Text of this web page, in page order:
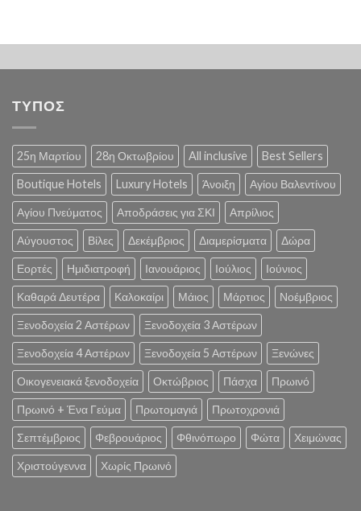
ΤΥΠΟΣ
25η Μαρτίου 28η Οκτωβρίου All inclusive Best Sellers
Boutique Hotels Luxury Hotels Άνοιξη Αγίου Βαλεντίνου
Αγίου Πνεύματος Αποδράσεις για ΣΚΙ Απρίλιος
Αύγουστος Βίλες Δεκέμβριος Διαμερίσματα Δώρα
Εορτές Ημιδιατροφή Ιανουάριος Ιούλιος Ιούνιος
Καθαρά Δευτέρα Καλοκαίρι Μάιος Μάρτιος Νοέμβριος
Ξενοδοχεία 2 Αστέρων Ξενοδοχεία 3 Αστέρων
Ξενοδοχεία 4 Αστέρων Ξενοδοχεία 5 Αστέρων Ξενώνες
Οικογενειακά ξενοδοχεία Οκτώβριος Πάσχα Πρωινό
Πρωινό + Ένα Γεύμα Πρωτομαγιά Πρωτοχρονιά
Σεπτέμβριος Φεβρουάριος Φθινόπωρο Φώτα Χειμώνας
Χριστούγεννα Χωρίς Πρωινό